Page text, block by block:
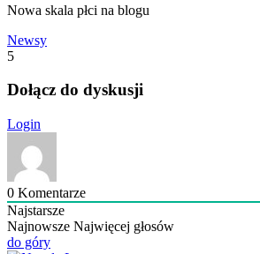
Nowa skala płci na blogu
Newsy
5
Dołącz do dyskusji
Login
0 Komentarze
Najstarsze
Najnowsze Najwięcej głosów
do góry